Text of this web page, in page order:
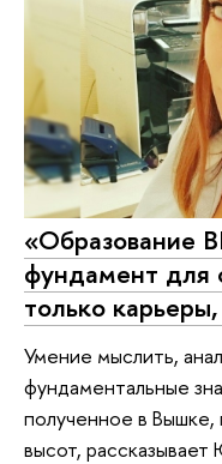
«Образование
фундамент для
только
Умение мыслить,
фундаментальные
полученное в Вышке,
высот,